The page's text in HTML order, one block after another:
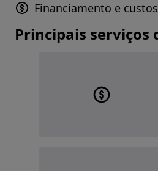
Financiamento e custos
Principais serviços